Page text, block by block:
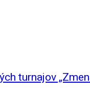
turnajov